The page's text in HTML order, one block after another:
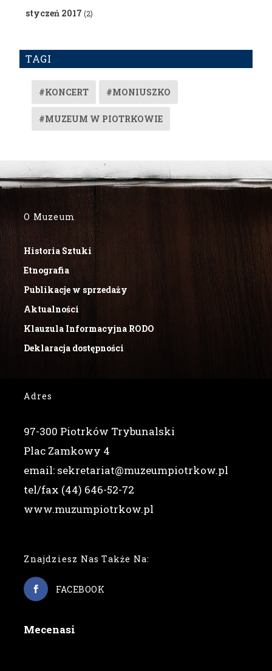
styczeń 2017 (2)
TAGI
#KONCERT #MONIUSZKO
#MUZEUM W PIOTRKOWIE
O Muzeum
Historia Sztuki
Etnografia
Publikacje w sprzedaży
Aktualności
Klauzula Informacyjna RODO
Deklaracja dostępności
Adres
97-300 Piotrków Trybunalski
Plac Zamkowy 4
email: sekretariat@muzeumpiotrkow.pl
tel/fax (44) 646-52-72
www.muzumpiotrkow.pl
Znajdziesz Nas Także Na:
FACEBOOK
Mecenasi